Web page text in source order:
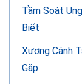
Tầm Soát
Biết
Xương Cánh
Gặp